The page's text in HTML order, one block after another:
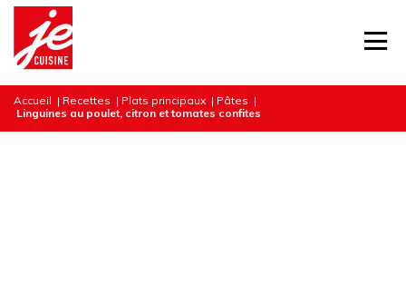
Accueil | Recettes | Plats principaux | Pâtes |
Linguines au poulet, citron et tomates confites